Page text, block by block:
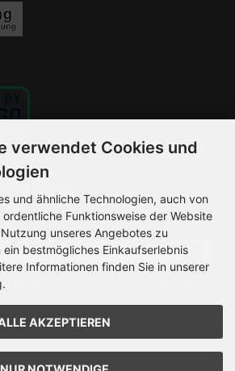
hier oder in Ihrem Kundenkonto
© 2026 | Template © 2026
by Karl
verwendet Cookies und
und ähnliche Technologien, auch von
Funktionsweise der Website
unseres Angebotes zu
bestmögliches Einkaufserlebnis
Informationen finden Sie in unserer
AKZEPTIEREN